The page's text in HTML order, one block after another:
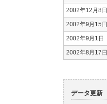
2002年12月8日
2002年9月15日
2002年9月1日
2002年8月17日
データ更新